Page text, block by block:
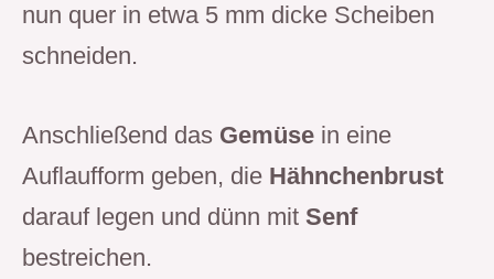
nun quer in etwa 5 mm dicke Scheiben
schneiden.
Anschließend das Gemüse in eine
Auflaufform geben, die Hähnchenbrust
darauf legen und dünn mit Senf
bestreichen.